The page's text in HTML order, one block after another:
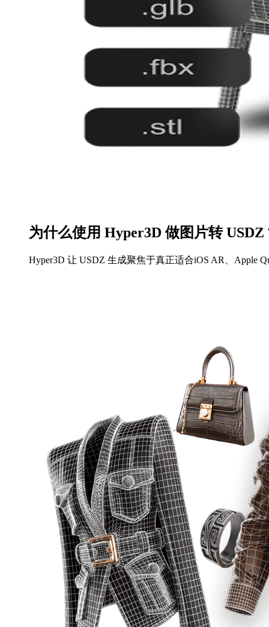
为什么使用 Hyper3D 做图片转 USDZ
Hyper3D 让 USDZ 生成聚焦于真正适合iOS AR、Apple
USDZ 工作流适配
创建可自然进入iOS AR、Apple Quick Look、产品预览
以图片开始创作
从产品照片、草图或参考图片开始，而不必从零搭建每
更干净的初始输出
生成可检查、可优化并可准备交付的实用文件。
快速迭代
在最终清理前，先从图片探索多个 USDZ 方向。
流程灵活性
可直接使用 Hyper3D 输出，或继续在兼容该格式的工具